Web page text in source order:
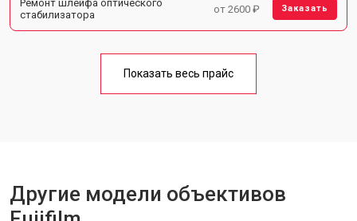
Ремонт шлейфа оптического
стабилизатора
от 2600 ₽ Заказать
Показать весь прайс
Другие модели объективов